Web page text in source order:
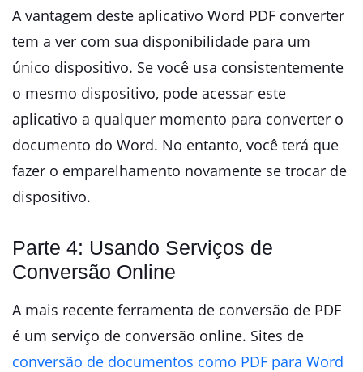
A vantagem deste aplicativo Word PDF converter
tem a ver com sua disponibilidade para um
único dispositivo. Se você usa consistentemente
o mesmo dispositivo, pode acessar este
aplicativo a qualquer momento para converter o
documento do Word. No entanto, você terá que
fazer o emparelhamento novamente se trocar de
dispositivo.
Parte 4: Usando Serviços de
Conversão Online
A mais recente ferramenta de conversão de PDF
é um serviço de conversão online. Sites de
conversão de documentos como PDF para Word